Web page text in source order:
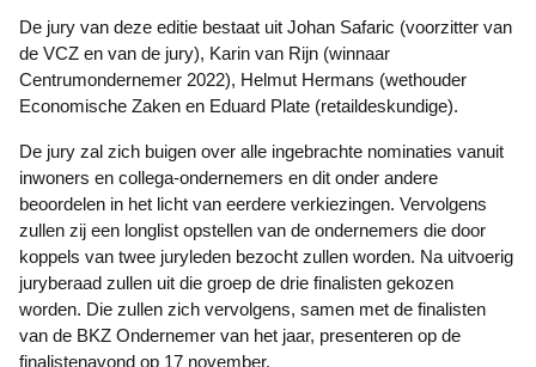
De jury van deze editie bestaat uit Johan Safaric (voorzitter van
de VCZ en van de jury), Karin van Rijn (winnaar
Centrumondernemer 2022), Helmut Hermans (wethouder
Economische Zaken en Eduard Plate (retaildeskundige).
De jury zal zich buigen over alle ingebrachte nominaties vanuit
inwoners en collega-ondernemers en dit onder andere
beoordelen in het licht van eerdere verkiezingen. Vervolgens
zullen zij een longlist opstellen van de ondernemers die door
koppels van twee juryleden bezocht zullen worden. Na uitvoerig
juryberaad zullen uit die groep de drie finalisten gekozen
worden. Die zullen zich vervolgens, samen met de finalisten
van de BKZ Ondernemer van het jaar, presenteren op de
finalistenavond op 17 november.